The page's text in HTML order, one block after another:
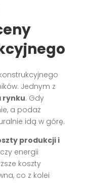
Jednym z
rynku. Gdy
a podaż
idą w górę.
produkcji i
energii
koszty
co z kolei